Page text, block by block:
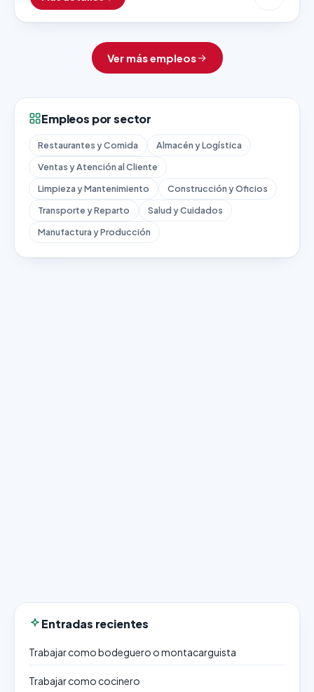
del cliente es uno…
Ver más empleos
Empleos por sector
Restaurantes y Comida
Almacén y Logística
Ventas y Atención al Cliente
Limpieza y Mantenimiento
Construcción y Oficios
Transporte y Reparto
Salud y Cuidados
Manufactura y Producción
Entradas recientes
Trabajar como bodeguero o montacarguista
Trabajar como cocinero